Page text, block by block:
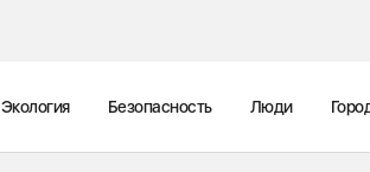
Экология Безопасность Люди